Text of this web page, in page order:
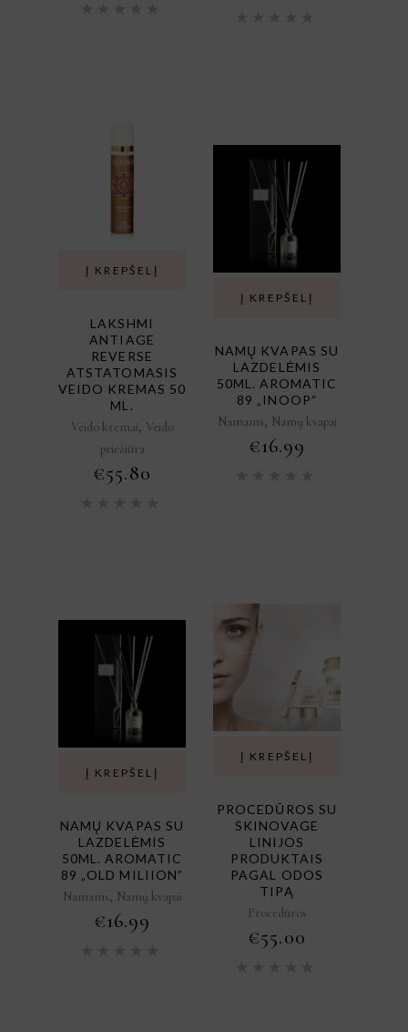
Į KREPŠELĮ
LAKSHMI
ANTIAGE
REVERSE
ATSTATOMASIS
VEIDO KREMAS 50
ML.
Veido kremai, Veido
priežiūra
€55.80
Į KREPŠELĮ
NAMŲ KVAPAS SU
LAZDELĖMIS
50ML. AROMATIC
89 „INOOP”
Namams, Namų kvapai
€16.99
Į KREPŠELĮ
NAMŲ KVAPAS SU
LAZDELĖMIS
50ML. AROMATIC
89 „OLD MILIION”
Namams, Namų kvapai
€16.99
Įvertinimas:
Į KREPŠELĮ
PROCEDŪROS SU
SKINOVAGE
LINIJOS
PRODUKTAIS
PAGAL ODOS
TIPĄ
Procedūros
€55.00